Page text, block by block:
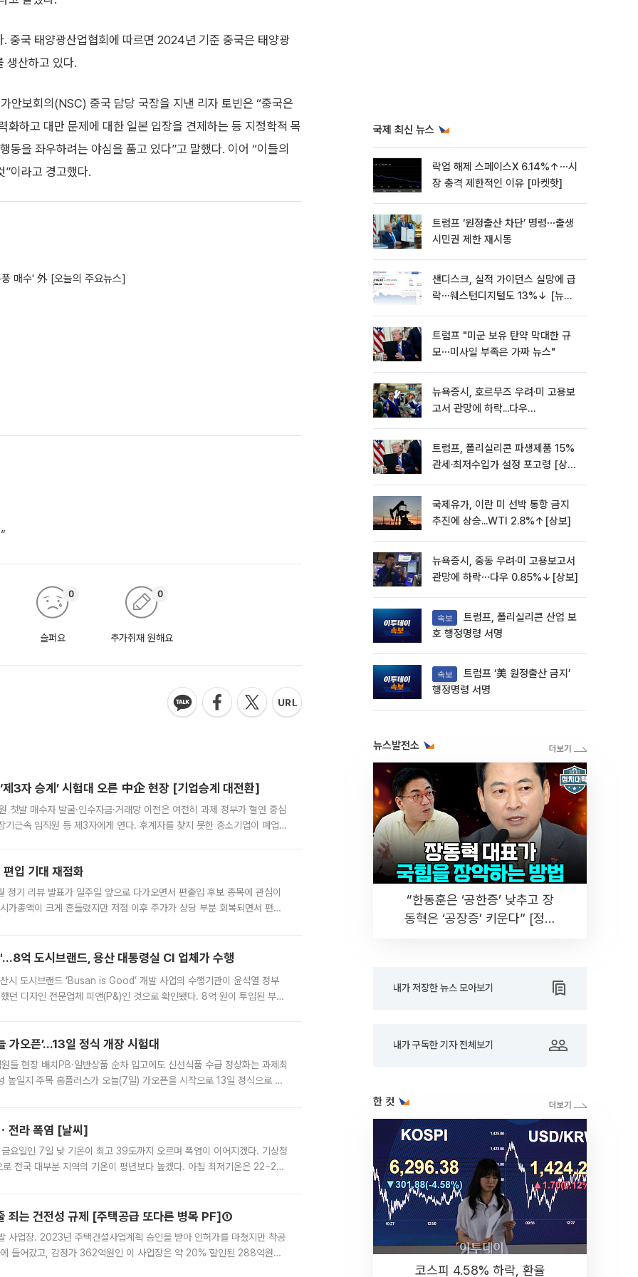
중국 태양광산업협회에 따르면 2024년 기준 중국은 태양광
생산하고 있다.
안보회의(NSC) 중국 담당 국장을 지낸 리자 토빈은 “중국은
하고 대만 문제에 대한 일본 입장을 견제하는 등 지정학적 목
동을 좌우하려는 야심을 품고 있다”고 말했다. 이어 “이들의
”이라고 경고했다.
매수' 外 [오늘의 주요뉴스]
슬퍼요
0
추가취재 원해요
0
3자 승계’ 시험대 오른 中企 현장 [기업승계 대전환]
첫발 매수자 발굴·인수자금·거래망 이전은 여전히 과제 정부가 혈연 중심
기근속 임직원 등 제3자에게 연다. 후계자를 찾지 못한 중소기업이 폐업
입 기대 재점화
기 리뷰 발표가 일주일 앞으로 다가오면서 편출입 후보 종목에 관심이
가총액이 크게 흔들렸지만 저점 이후 주가가 상당 부분 회복되면서 편입
도시브랜드, 용산 대통령실 CI 업체가 수행
시 도시브랜드 ‘Busan is Good’ 개발 사업의 수행기관이 윤석열 정부
던 디자인 전문업체 피앤(P&)인 것으로 확인됐다. 8억 원이 투입된 부산
오픈’...13일 정식 개장 시험대
들 현장 배치PB·일반상품 순차 입고에도 신선식품 수급 정상화는 과제최
높일지 주목 홈플러스가 오늘(7일) 가오픈을 시작으로 13일 정식으로 재
전라 폭염 [날씨]
금요일인 7일 낮 기온이 최고 39도까지 오르며 폭염이 이어지겠다. 기상청
전국 대부분 지역의 기온이 평년보다 높겠다. 아침 최저기온은 22~27
죄는 건전성 규제 [주택공급 또다른 병목 PF]①
사업장. 2023년 주택건설사업계획 승인을 받아 인허가를 마쳤지만 착공
들어갔고, 감정가 362억원인 이 사업장은 약 20% 할인된 288억원에
국제 최신 뉴스
락업 해제 스페이스X 6.14%↑⋯시
장 충격 제한적인 이유 [마켓핫]
트럼프 ‘원정출산 차단’ 명령⋯출생
시민권 제한 재시동
샌디스크, 실적 가이던스 실망에 급
락⋯웨스턴디지털도 13%↓ [뉴욕
트럼프 "미군 보유 탄약 막대한 규
모⋯미사일 부족은 가짜 뉴스"
뉴욕증시, 호르무즈 우려·미 고용보
고서 관망에 하락...다우
트럼프, 폴리실리콘 파생제품 15%
관세·최저수입가 설정 포고령 [상
국제유가, 이란 미 선박 통항 금지
추진에 상승...WTI 2.8%↑[상보]
뉴욕증시, 중동 우려·미 고용보고서
관망에 하락⋯다우 0.85%↓[상보]
속보
호 행정명령 서명
속보
행정명령 서명
뉴스발전소
“한동훈은 ‘공한증’ 낮추고 장
동혁은 ‘공장증’ 키운다” [정치
내가 저장한 뉴스 모아보기
내가 구독한 기자 전체보기
한 컷
코스피 4.58% 하락, 환율